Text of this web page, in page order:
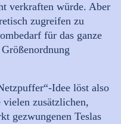
verkraften würde. Aber
zugreifen zu
für das ganze
Idee löst also
zusätzlichen,
gezwungenen Teslas